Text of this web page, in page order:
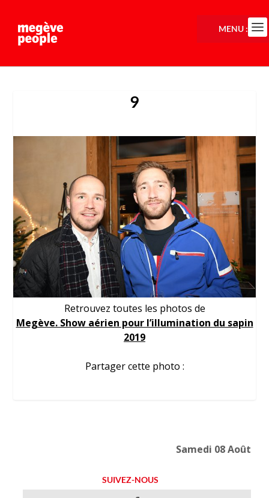
9
Retrouvez toutes les photos de
Megève. Show aérien pour l’illumination du sapin
2019
Partager cette photo :
Samedi 08 Août
SUIVEZ-NOUS
MENU :